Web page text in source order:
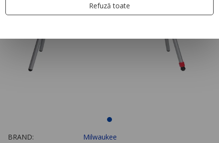
BRAND:
Milwaukee
Refuză toate